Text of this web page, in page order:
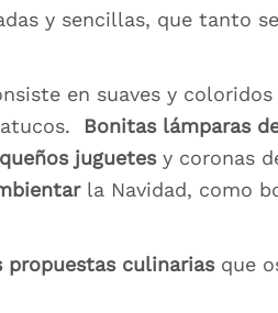
y sencillas, que tanto
en suaves y coloridos
Bonitas lámparas
juguetesy coronas
la Navidad, como
propuestas culinariasque